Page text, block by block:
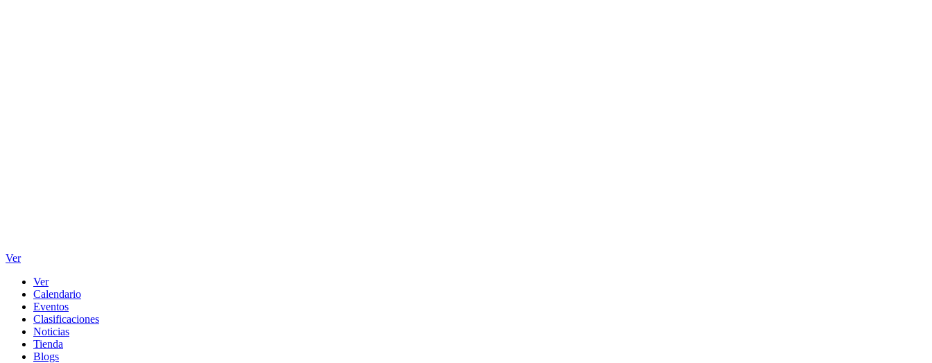
Ver
Ver
Calendario
Eventos
Clasificaciones
Noticias
Tienda
Blogs